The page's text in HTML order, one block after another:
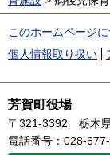
このホームページ
個人情報取り扱い
芳賀町役場
〒321-3392
栃木
電話番号：028-